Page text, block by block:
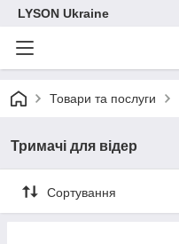
LYSON Ukraine
Товари та послуги
Тримачі для відер
Сортування